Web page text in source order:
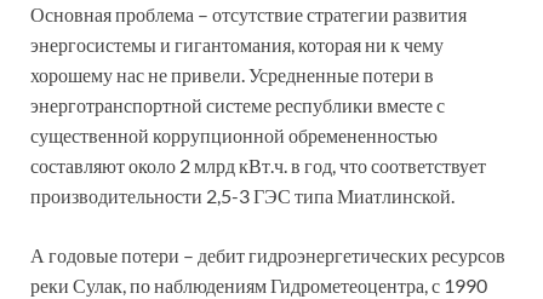
Основная проблема – отсутствие стратегии развития
энергосистемы и гигантомания, которая ни к чему
хорошему нас не привели. Усредненные потери в
энерготранспортной системе республики вместе с
существенной коррупционной обремененностью
составляют около 2 млрд кВт.ч. в год, что соответствует
производительности 2,5-3 ГЭС типа Миатлинской.
А годовые потери – дебит гидроэнергетических ресурсов
реки Сулак, по наблюдениям Гидрометеоцентра, с 1990